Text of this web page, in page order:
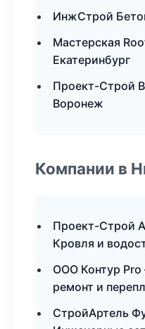
ИнжСтрой
Мастерская
Екатеринбург
Проект-Строй
Воронеж
Компании в
Проект-Строй
Кровля и
ООО Контур
ремонт и
СтройАртель